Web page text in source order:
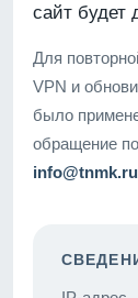
сайт будет
Для
VPN и
было
обращение
info@tnmk.ru